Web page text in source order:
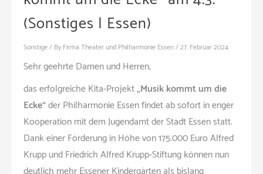
(Sonstiges | Essen)
Sonstige/ By Firma Theater und Philharmonie Essen/27. Februar 2024
Sehr geehrte Damen und Herren,
das erfolgreiche Kita-Projekt„Musik kommt um die
Ecke“der Philharmonie Essen findet ab sofort in enger
Kooperation mit dem Jugendamt der Stadt Essen statt.
Dank einer Förderung in Höhe von 175.000 Euro Alfred
Krupp und Friedrich Alfred Krupp-Stiftung können nun